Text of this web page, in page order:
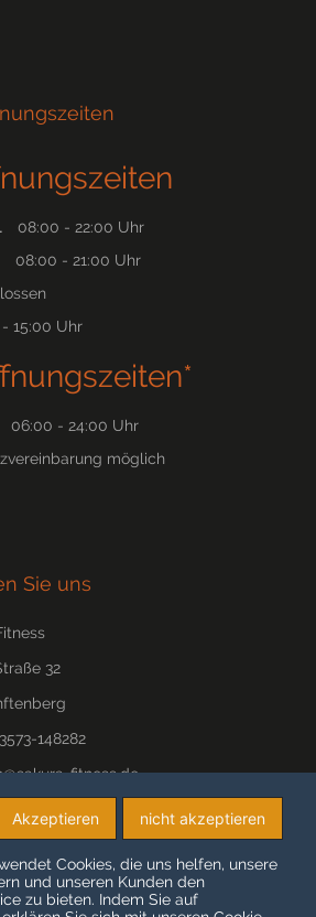
08:00 - 22:00 Uhr
- 21:00 Uhr
15:00 Uhr
06:00 - 24:00 Uhr
möglich
Sie uns
32
148282
fitness.de
fitness.de/
2026 SAKURA-FITNESS
nicht akzeptieren
Akzeptieren
Cookies, die uns helfen, unsere
und unseren Kunden den
zu bieten. Indem Sie auf